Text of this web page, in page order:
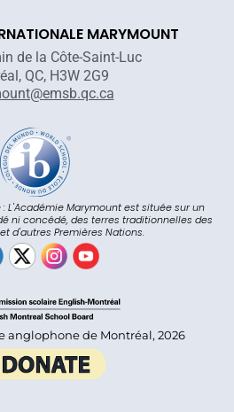
MARYMOUNT
de la Côte-Saint-Luc
QC, H3W 2G9
L'Académie Marymount est située sur un
ni concédé, des terres traditionnelles des
et d'autres Premières Nations.
anglophone de Montréal, 2026